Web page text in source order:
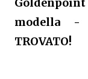
modella -
TROVATO!